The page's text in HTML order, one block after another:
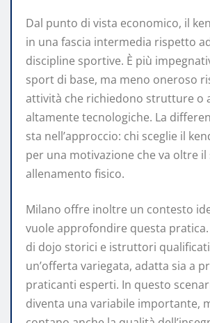
Dal punto di vista economico, il
in una fascia intermedia rispetto
discipline sportive. È più
sport di base, ma meno oneroso
attività che richiedono strutture o
altamente tecnologiche. La
sta nell’approccio: chi sceglie il
per una motivazione che va oltre il
allenamento fisico.
Milano offre inoltre un contesto
vuole approfondire questa pratica.
di dojo storici e istruttori
un’offerta variegata, adatta sia a
praticanti esperti. In questo
diventa una variabile importante,